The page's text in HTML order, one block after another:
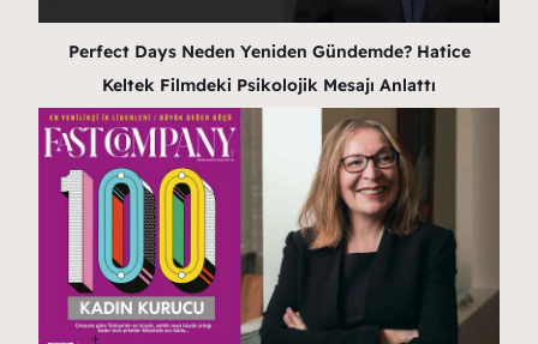
Perfect Days Neden Yeniden Gündemde? Hatice
Keltek Filmdeki Psikolojik Mesajı Anlattı